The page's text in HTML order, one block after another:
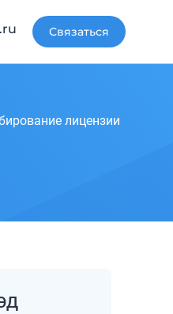
Связаться
лицензии